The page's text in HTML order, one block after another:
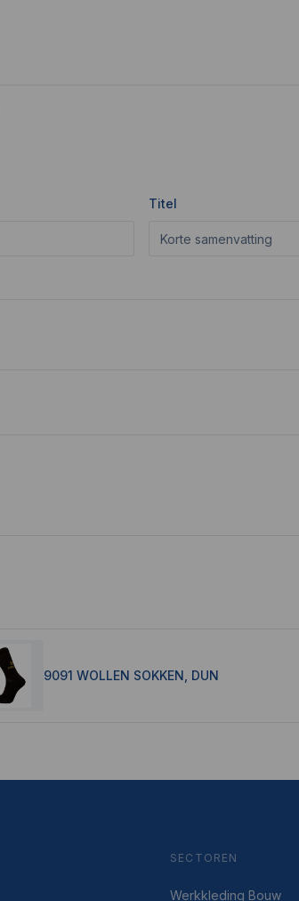
Titel
9091 WOLLEN SOKKEN, DUN
SECTOREN
Werkkleding Bouw